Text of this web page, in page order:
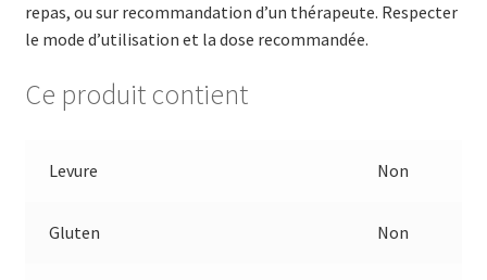
repas, ou sur recommandation d’un thérapeute. Respecter
le mode d’utilisation et la dose recommandée.
Ce produit contient
Levure Non
Gluten Non